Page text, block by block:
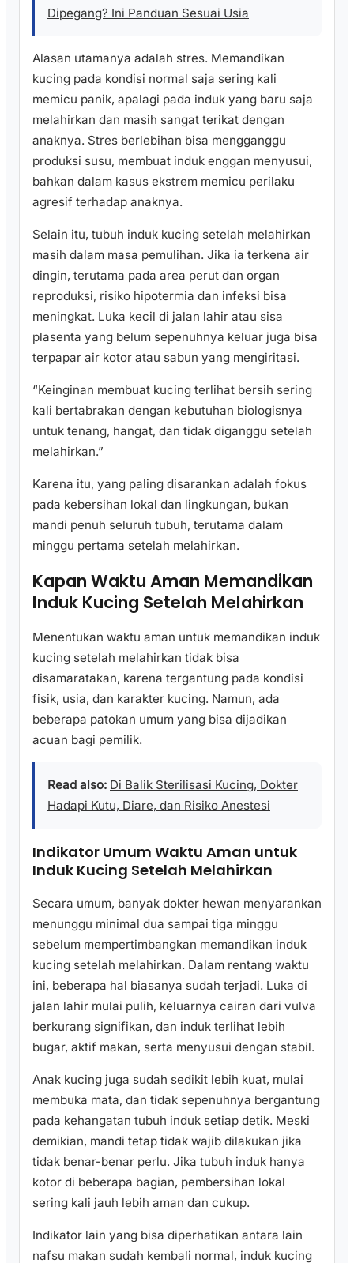
Dipegang? Ini Panduan Sesuai Usia
Alasan utamanya adalah stres. Memandikan
kucing pada kondisi normal saja sering kali
memicu panik, apalagi pada induk yang baru saja
melahirkan dan masih sangat terikat dengan
anaknya. Stres berlebihan bisa mengganggu
produksi susu, membuat induk enggan menyusui,
bahkan dalam kasus ekstrem memicu perilaku
agresif terhadap anaknya.
Selain itu, tubuh induk kucing setelah melahirkan
masih dalam masa pemulihan. Jika ia terkena air
dingin, terutama pada area perut dan organ
reproduksi, risiko hipotermia dan infeksi bisa
meningkat. Luka kecil di jalan lahir atau sisa
plasenta yang belum sepenuhnya keluar juga bisa
terpapar air kotor atau sabun yang mengiritasi.
“Keinginan membuat kucing terlihat bersih sering
kali bertabrakan dengan kebutuhan biologisnya
untuk tenang, hangat, dan tidak diganggu setelah
melahirkan.”
Karena itu, yang paling disarankan adalah fokus
pada kebersihan lokal dan lingkungan, bukan
mandi penuh seluruh tubuh, terutama dalam
minggu pertama setelah melahirkan.
Kapan Waktu Aman Memandikan
Induk Kucing Setelah Melahirkan
Menentukan waktu aman untuk memandikan induk
kucing setelah melahirkan tidak bisa
disamaratakan, karena tergantung pada kondisi
fisik, usia, dan karakter kucing. Namun, ada
beberapa patokan umum yang bisa dijadikan
acuan bagi pemilik.
Read also: Di Balik Sterilisasi Kucing, Dokter
Hadapi Kutu, Diare, dan Risiko Anestesi
Indikator Umum Waktu Aman untuk
Induk Kucing Setelah Melahirkan
Secara umum, banyak dokter hewan menyarankan
menunggu minimal dua sampai tiga minggu
sebelum mempertimbangkan memandikan induk
kucing setelah melahirkan. Dalam rentang waktu
ini, beberapa hal biasanya sudah terjadi. Luka di
jalan lahir mulai pulih, keluarnya cairan dari vulva
berkurang signifikan, dan induk terlihat lebih
bugar, aktif makan, serta menyusui dengan stabil.
Anak kucing juga sudah sedikit lebih kuat, mulai
membuka mata, dan tidak sepenuhnya bergantung
pada kehangatan tubuh induk setiap detik. Meski
demikian, mandi tetap tidak wajib dilakukan jika
tidak benar-benar perlu. Jika tubuh induk hanya
kotor di beberapa bagian, pembersihan lokal
sering kali jauh lebih aman dan cukup.
Indikator lain yang bisa diperhatikan antara lain
nafsu makan sudah kembali normal, induk kucing